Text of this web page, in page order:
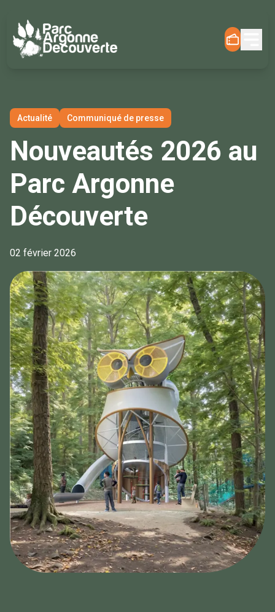
Actualité Communiqué de presse
Nouveautés 2026 au
Parc Argonne
Découverte
02 février 2026